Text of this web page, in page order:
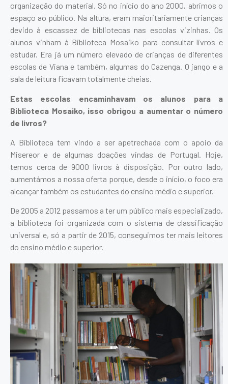
organização do material. Só no início do ano 2000, abrimos o
espaço ao público. Na altura, eram maioritariamente crianças
devido à escassez de bibliotecas nas escolas vizinhas. Os
alunos vinham à Biblioteca Mosaiko para consultar livros e
estudar. Era já um número elevado de crianças de diferentes
escolas de Viana e também, algumas do Cazenga. O jango e a
sala de leitura ficavam totalmente cheias.
Estas escolas encaminhavam os alunos para a
Biblioteca Mosaiko, isso obrigou a aumentar o número
de livros?
A Biblioteca tem vindo a ser apetrechada com o apoio da
Misereor e de algumas doações vindas de Portugal. Hoje,
temos cerca de 9000 livros à disposição. Por outro lado,
aumentámos a nossa oferta porque, desde o início, o foco era
alcançar também os estudantes do ensino médio e superior.
De 2005 a 2012 passamos a ter um público mais especializado,
a biblioteca foi organizada com o sistema de classificação
universal e, só a partir de 2015, conseguimos ter mais leitores
do ensino médio e superior.